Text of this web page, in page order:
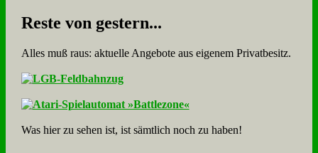
Re­ste von ge­stern...
Alles muß raus: aktuelle An­ge­bo­te aus eigenem Privatbesitz.
Was hier zu sehen ist, ist sämt­lich noch zu haben!